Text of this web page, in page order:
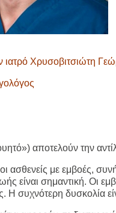
Χρυσοβιτσιώτη
αποτελούν την
ασθενείς με εμβοές,
είναι σημαντική. Οι
Η συχνότερη δυσκολία